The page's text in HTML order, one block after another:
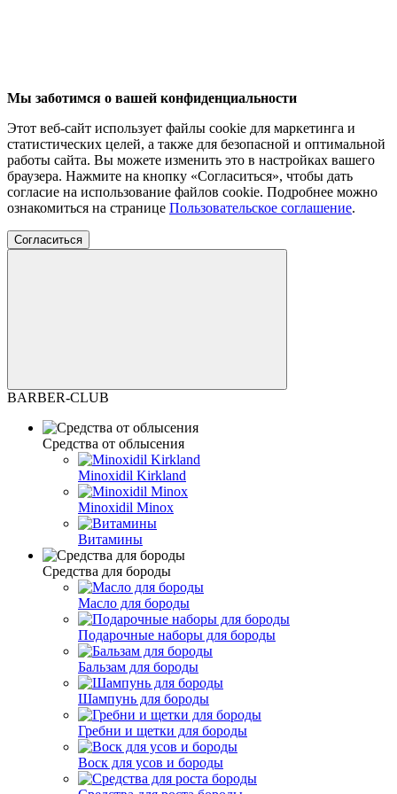
Мы заботимся о вашей конфиденциальности
Этот веб-сайт использует файлы cookie для маркетинга и
статистических целей, а также для безопасной и оптимальной
работы сайта. Вы можете изменить это в настройках вашего
браузера. Нажмите на кнопку «Согласиться», чтобы дать
согласие на использование файлов cookie. Подробнее можно
ознакомиться на странице Пользовательское соглашение.
Согласиться
BARBER-CLUB
Средства от облысения
Minoxidil Kirkland
Minoxidil Minox
Витамины
Средства для бороды
Масло для бороды
Подарочные наборы для бороды
Бальзам для бороды
Шампунь для бороды
Гребни и щетки для бороды
Воск для усов и бороды